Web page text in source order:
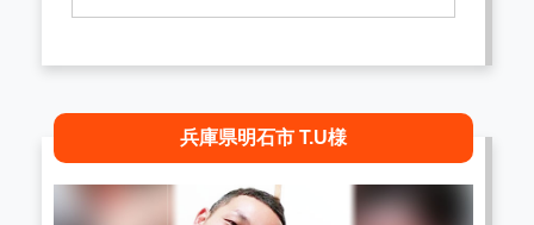
兵庫県明石市 T.U様